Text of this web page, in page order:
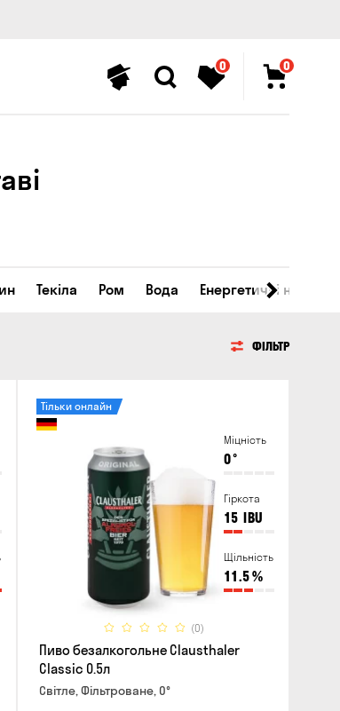
0 0
Текіла Ром Вода Енергетичні напої
ФІЛЬТР
Міцність
0°
Гіркота
15 IBU
Щільність
11.5%
(0)
Тільки онлайн
Пиво безалкогольне Clausthaler
Classic 0.5л
Світле, Фільтроване, 0°